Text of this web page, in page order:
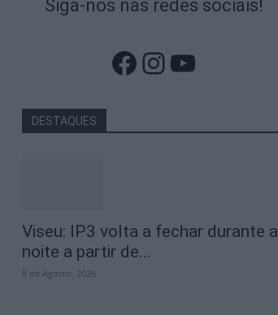
Siga-nos nas redes sociais!
Facebook
Instagram
YouTube
DESTAQUES
Viseu: IP3 volta a fechar durante a
noite a partir de...
8 de Agosto, 2026